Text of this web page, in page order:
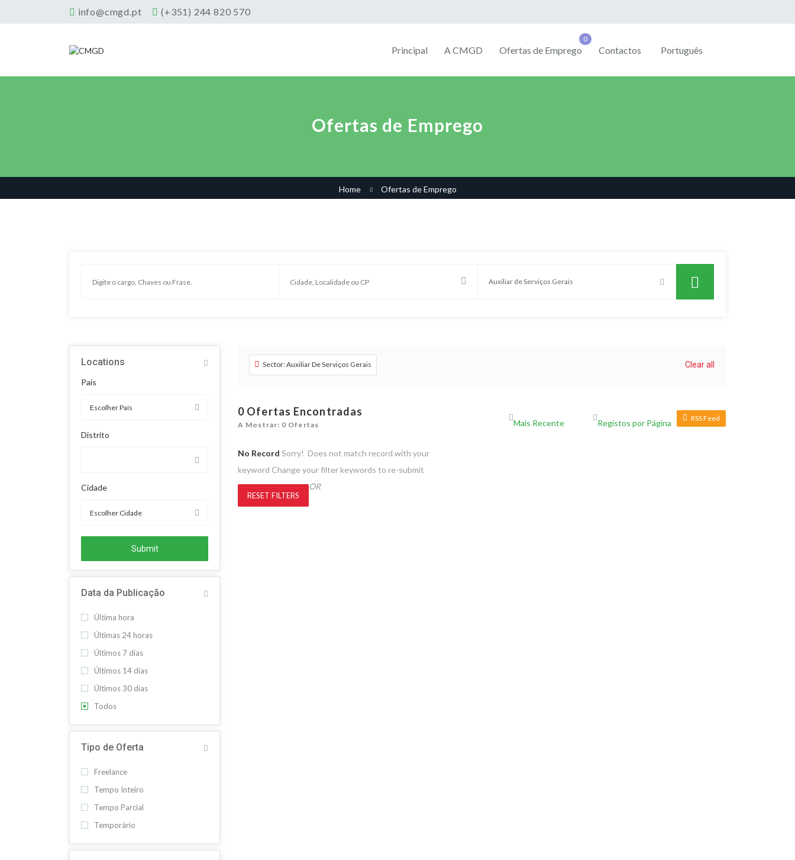
info@cmgd.pt (+351) 244 820 570
Principal A CMGD Ofertas de Emprego Contactos Português
Ofertas de Emprego
Home Ofertas de Emprego
Locations
País
Distrito
Cidade
Submit
Data da Publicação
Última hora
Últimas 24 horas
Últimos 7 dias
Últimos 14 dias
Últimos 30 dias
Todos
Tipo de Oferta
Freelance
Tempo Inteiro
Tempo Parcial
Temporário
Sector: Auxiliar De Serviços Gerais Clear all
0 Ofertas Encontradas
A Mostrar: 0 Ofertas
RSS Feed
No Record Sorry! Does not match record with your
keyword Change your filter keywords to re-submit
OR
RESET FILTERS